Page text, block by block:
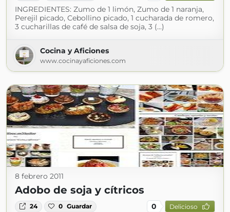
INGREDIENTES: Zumo de 1 limón, Zumo de 1 naranja,
Perejil picado, Cebollino picado, 1 cucharada de romero,
3 cucharillas de café de salsa de soja, 3 (...)
Cocina y Aficiones
www.cocinayaficiones.com
8 febrero 2011
Adobo de soja y cítricos
24 0 Guardar 0 Delicioso